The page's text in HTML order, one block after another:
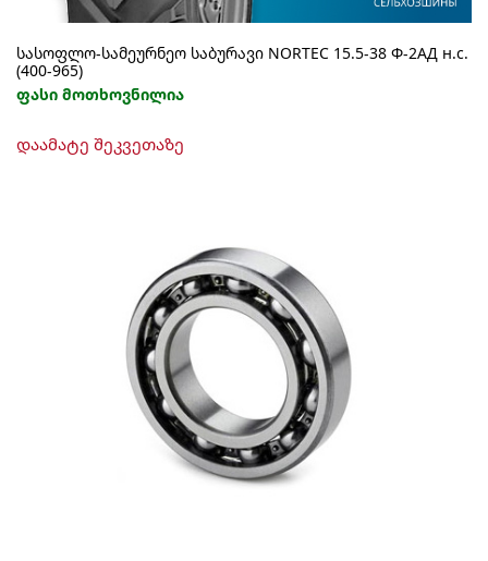
სასოფლო-სამეურნეო საბურავი NORTEC 15.5-38 Ф-2АД н.с.
(400-965)
ფასი მოთხოვნილია
დაამატე შეკვეთაზე